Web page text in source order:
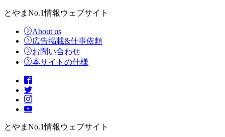
とやまNo.1情報ウェブサイト
About us
広告掲載&仕事依頼
お問い合わせ
本サイトの仕様
とやまNo.1情報ウェブサイト